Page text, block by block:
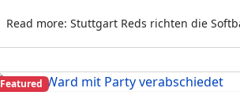
Read more: Stuttgart Reds richten die
Featured